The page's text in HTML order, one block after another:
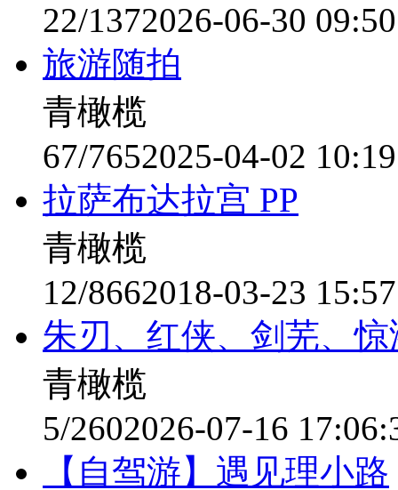
22/1372026-06-30
旅游随拍
青橄榄
67/7652025-04-02
拉萨布达拉宫 PP
青橄榄
12/8662018-03-23
朱刃、红侠、剑芜、
青橄榄
5/2602026-07-16
【自驾游】遇见理小路